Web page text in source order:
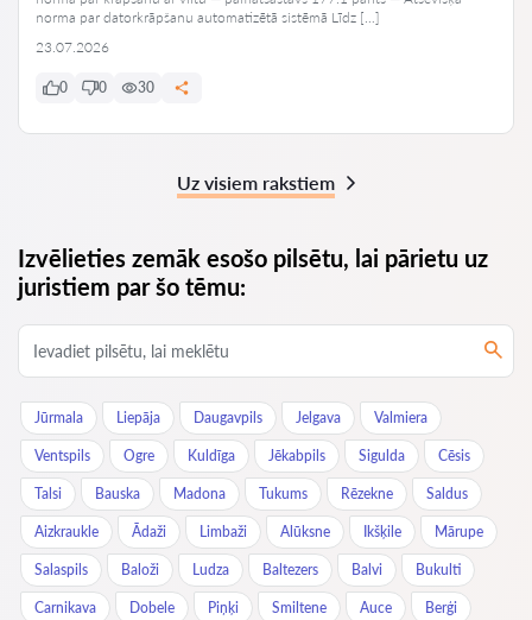
norma par datorkrāpšanu automatizētā sistēmā Līdz […]
23.07.2026
0 0 30
Uz visiem rakstiem
Izvēlieties zemāk esošo pilsētu, lai pārietu uz
juristiem par šo tēmu:
Jūrmala Liepāja Daugavpils Jelgava Valmiera
Ventspils Ogre Kuldīga Jēkabpils Sigulda Cēsis
Talsi Bauska Madona Tukums Rēzekne Saldus
Aizkraukle Ādaži Limbaži Alūksne Ikšķile Mārupe
Salaspils Baloži Ludza Baltezers Balvi Bukulti
Carnikava Dobele Piņķi Smiltene Auce Berģi